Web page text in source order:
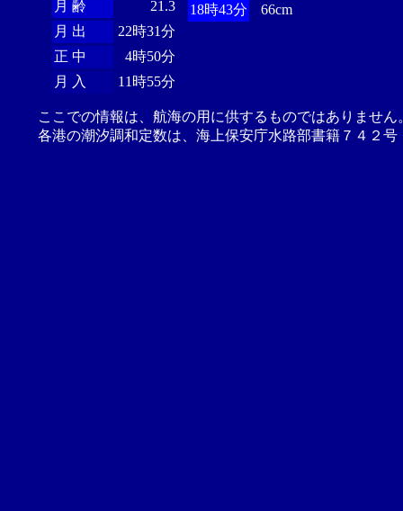
月 齢
21.3
月 出
22時31分
正 中
4時50分
月 入
11時55分
18時43分
66cm
ここでの情報は、航海の用に供するものではありませ
各港の潮汐調和定数は、海上保安庁水路部書籍７４２